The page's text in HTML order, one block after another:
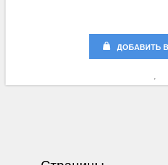
ДОБАВИТЬ